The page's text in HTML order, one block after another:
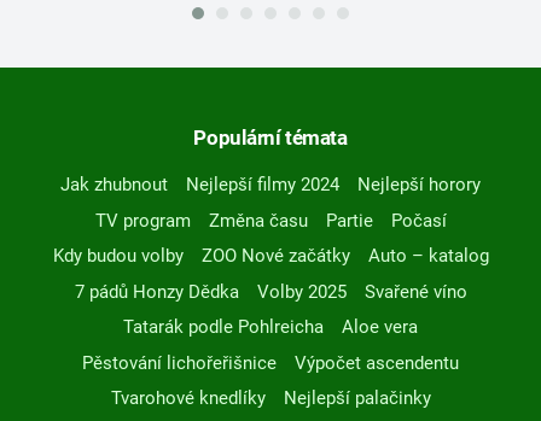
Populární témata
Jak zhubnout Nejlepší filmy 2024
Nejlepší horory
TV program
Změna času Partie
Počasí
Kdy budou volby
ZOO Nové začátky
Auto – katalog
7 pádů Honzy Dědka
Volby 2025
Svařené víno
Tatarák podle Pohlreicha
Aloe vera
Pěstování lichořeřišnice
Výpočet ascendentu
Tvarohové knedlíky
Nejlepší palačinky